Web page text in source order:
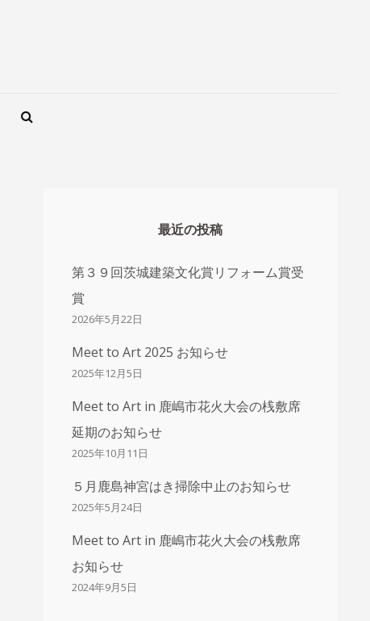
最近の投稿
第３９回茨城建築文化賞リフォーム賞受
賞
2026年5月22日
Meet to Art 2025 お知らせ
2025年12月5日
Meet to Art in 鹿嶋市花火大会の桟敷席
延期のお知らせ
2025年10月11日
５月鹿島神宮はき掃除中止のお知らせ
2025年5月24日
Meet to Art in 鹿嶋市花火大会の桟敷席
お知らせ
2024年9月5日